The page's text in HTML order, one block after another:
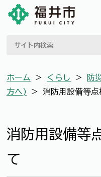
ホーム ＞ くらし ＞ 防
方へ)
＞ 消防用設備等
消防用設備等
て